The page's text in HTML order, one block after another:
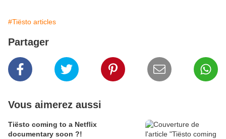
#Tiësto articles
Partager
Vous aimerez aussi
Tiësto coming to a Netflix
documentary soon ?!